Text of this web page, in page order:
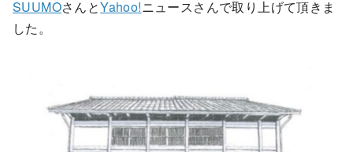
SUUMOさんとYahoo!ニュースさんで取り上げて頂きま
した。